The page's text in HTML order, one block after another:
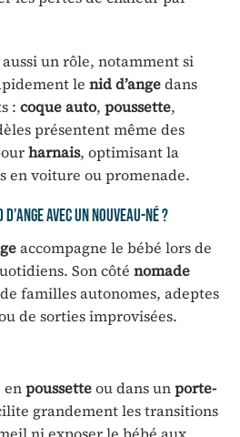
un rôle, notamment si
le nid d’angedans
: coque auto, poussette,
présentent même des
harnais, optimisant la
en voiture ou promenade.
avec un nouveau-né ?
accompagne le bébé lors de
Son côté nomade
familles autonomes, adeptes
de sorties improvisées.
enpoussetteou dans unporte-
grandement les transitions